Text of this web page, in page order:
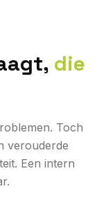
die
Toch
verouderde
Een intern